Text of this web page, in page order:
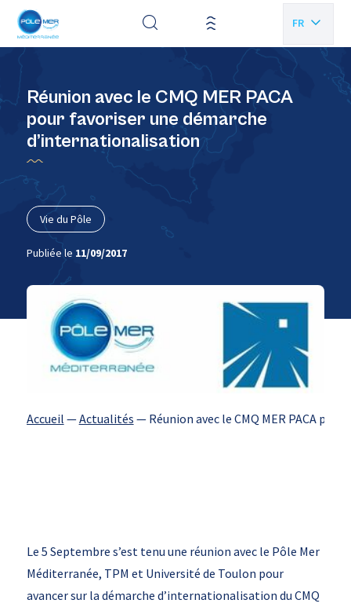
FR
EN
Réunion avec le CMQ MER PACA
pour favoriser une démarche
d’internationalisation
Vie du Pôle
Publiée le 11/09/2017
Accueil —Actualités — Réunion avec le CMQ MER PACA
Le 5 Septembre s’est tenu une réunion avec le Pôle Mer
Méditerranée, TPM et Université de Toulon pour
avancer sur la démarche d’internationalisation du CMQ
Panneau de gestion des cookies